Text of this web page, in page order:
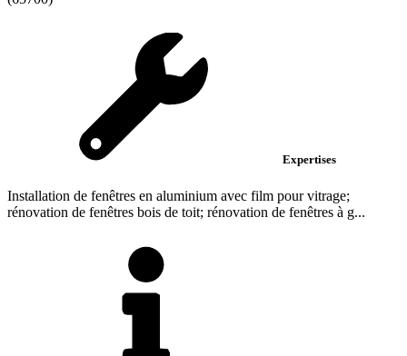
Expertises
Installation de fenêtres en aluminium avec film pour vitrage;
rénovation de fenêtres bois de toit; rénovation de fenêtres à g...